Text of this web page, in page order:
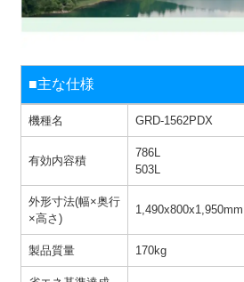
■主な仕様
機種名 GRD-1562PDX
有効内容積
786L
503L
外形寸法(幅×奥行
×高さ)
1,490x800x1,950mm
製品質量 170kg